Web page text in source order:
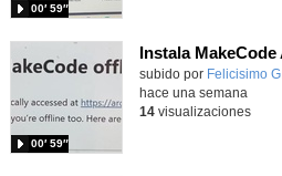
00′ 59″
Contenido educativo.
subido por Felicisimo G.
00′ 59″
hace una semana
14visualizaciones